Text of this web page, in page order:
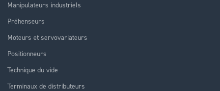
Manipulateurs industriels
Préhenseurs
Moteurs et servovariateurs
Positionneurs
Technique du vide
Terminaux de distributeurs